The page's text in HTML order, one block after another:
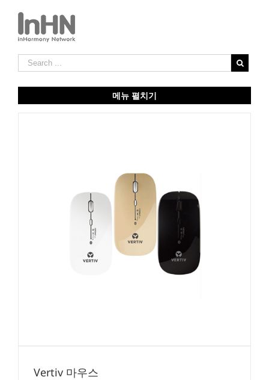
메뉴 펼치기
Vertiv 마우스